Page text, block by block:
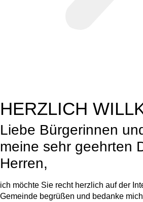
HERZLICH
Liebe Bürgerinnen
meine sehr geehrten
Herren,
ich möchte Sie recht herzlich auf der
Gemeinde begrüßen und bedanke